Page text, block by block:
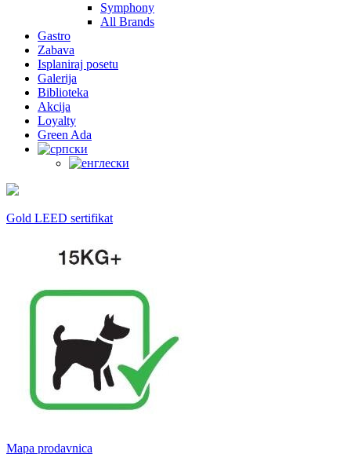
Symphony
All Brands
Gastro
Zabava
Isplaniraj posetu
Galerija
Biblioteka
Akcija
Loyalty
Green Ada
Gold LEED sertifikat
Mapa prodavnica